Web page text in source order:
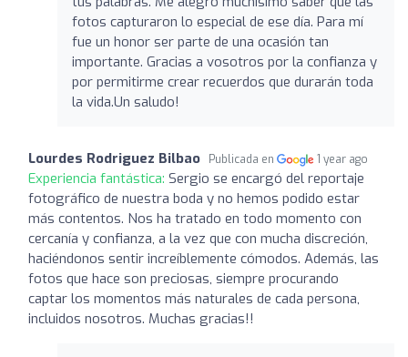
fotos capturaron lo especial de ese día. Para mí
fue un honor ser parte de una ocasión tan
importante. Gracias a vosotros por la confianza y
por permitirme crear recuerdos que durarán toda
la vida.Un saludo!
Lourdes Rodriguez Bilbao Publicada en 1 year ago
Experiencia fantástica: Sergio se encargó del reportaje
fotográfico de nuestra boda y no hemos podido estar
más contentos. Nos ha tratado en todo momento con
cercanía y confianza, a la vez que con mucha discreción,
haciéndonos sentir increíblemente cómodos. Además, las
fotos que hace son preciosas, siempre procurando
captar los momentos más naturales de cada persona,
incluidos nosotros. Muchas gracias!!